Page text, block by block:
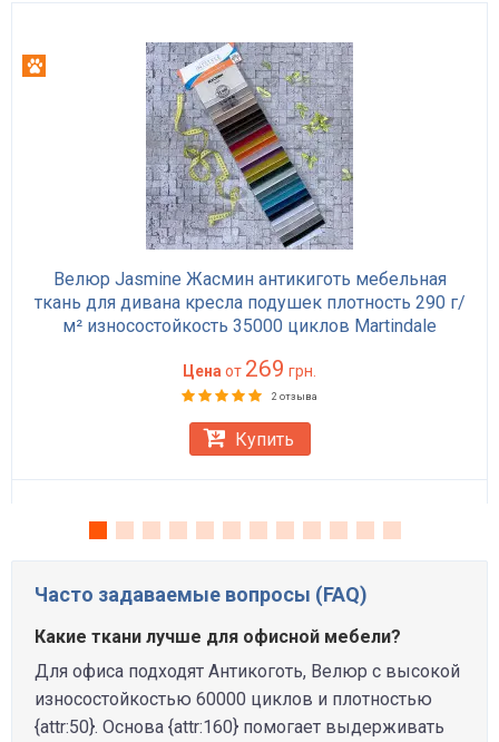
Велюр Jasmine Жасмин антикиготь мебельная
ткань для дивана кресла подушек плотность 290 г/
м² износостойкость 35000 циклов Martindale
Цена от 269 грн.
2 отзыва
Купить
Часто задаваемые вопросы (FAQ)
Какие ткани лучше для офисной мебели?
Для офиса подходят Антикоготь, Велюр с высокой
износостойкостью 60000 циклов и плотностью
{attr:50}. Основа {attr:160} помогает выдерживать